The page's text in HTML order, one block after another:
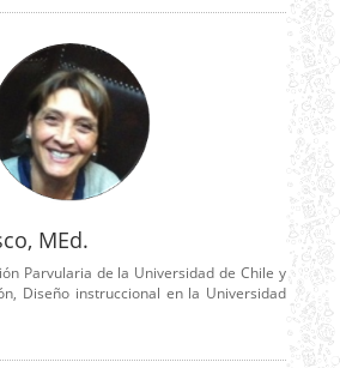
MEd.
Parvularia de la Universidad de Chile y
Diseño instruccional en la Universidad